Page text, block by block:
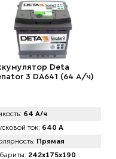
Deta
3 DA641 (64 А/ч)
64 А/ч
ток: 640 А
Прямая
242x175x190